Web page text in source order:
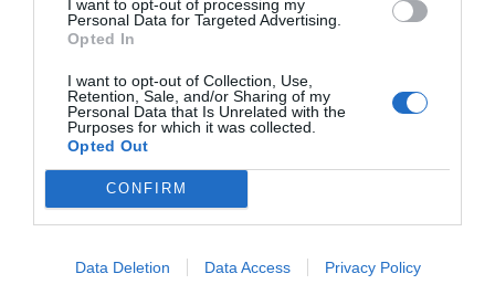
I want to opt-out of processing my
Personal Data for Targeted Advertising.
Opted In
I want to opt-out of Collection, Use,
Retention, Sale, and/or Sharing of my
Personal Data that Is Unrelated with the
Purposes for which it was collected.
Opted Out
CONFIRM
Data Deletion Data Access Privacy Policy
El artista catalán afincado en Nueva York quiere descubrir “el
orden oculto de la naturaleza” a través de su obra, que ahora se
expone en Barcelona.
JUANJO VILLALBA BARCELONA 22/12/2021